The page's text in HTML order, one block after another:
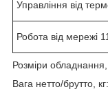
Управління від
Робота від мережі
Розміри
Вага нетто/брутто,